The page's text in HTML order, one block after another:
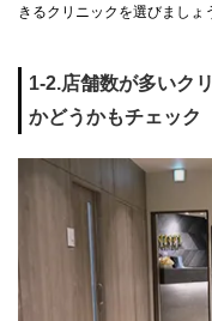
きるクリニックを選びましょ
1-2.店舗数が多いク
かどうかもチェック